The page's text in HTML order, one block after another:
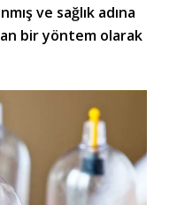
ve sağlık adına
bir yöntem olarak